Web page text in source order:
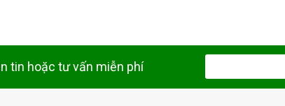
tin hoặc tư vấn miễn phí